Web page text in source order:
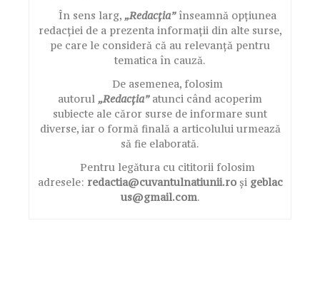
În sens larg, „Redacția”înseamnă opțiunea
redacției de a prezenta informații din alte surse,
pe care le consideră că au relevanță pentru
tematica în cauză.
De asemenea, folosim
autorul „Redacția”atunci când acoperim
subiecte ale căror surse de informare sunt
diverse, iar o formă finală a articolului urmează
să fie elaborată.
Pentru legătura cu cititorii folosim
adresele: redactia@cuvantulnatiunii.roși geblac
us@gmail.com.